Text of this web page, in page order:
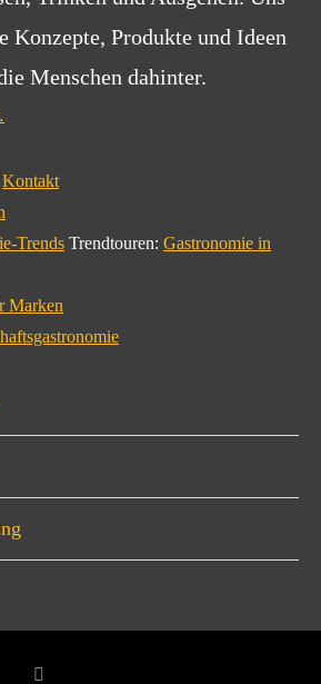
Konzepte, Produkte und Ideen
Menschen dahinter.
Kontakt
Trends Trendtouren: Gastronomie in
Marken